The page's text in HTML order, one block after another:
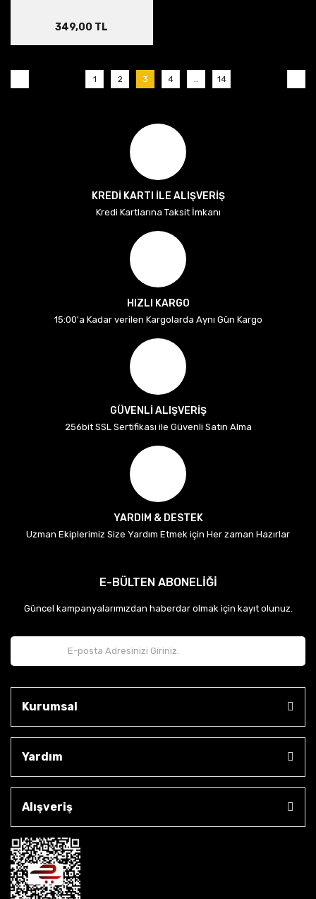
349,00 TL
1 2 3 4 14
KREDİ KARTI İLE ALIŞVERİŞ
Kredi Kartlarına Taksit İmkanı
HIZLI KARGO
15:00'a Kadar verilen Kargolarda Aynı Gün Kargo
GÜVENLİ ALIŞVERİŞ
256bit SSL Sertifikası ile Güvenli Satın Alma
YARDIM & DESTEK
Uzman Ekiplerimiz Size Yardım Etmek için Her zaman Hazırlar
E-BÜLTEN ABONELİĞİ
Güncel kampanyalarımızdan haberdar olmak için kayıt olunuz.
Kurumsal
Yardım
Alışveriş